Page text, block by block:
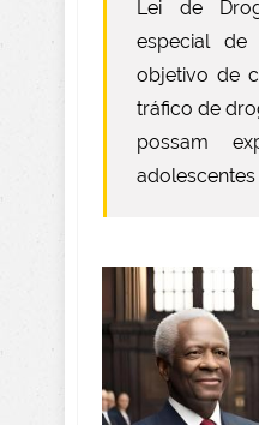
Lei de
especial
objetivo de
tráfico de
possam